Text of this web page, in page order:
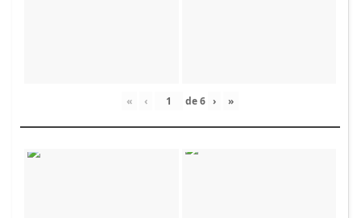
« ‹ de6 › »